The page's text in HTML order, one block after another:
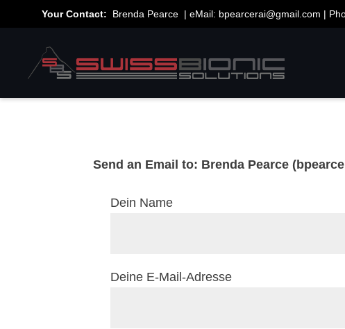
Your Contact: Brenda Pearce | eMail: bpearcerai@gmail.com |
Send an Email to: Brenda Pearce
Dein Name
Deine E-Mail-Adresse